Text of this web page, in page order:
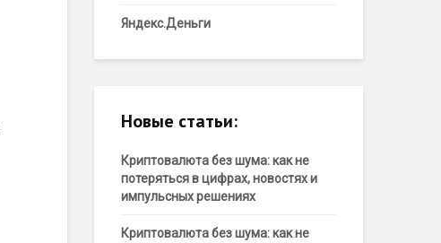
Яндекс.Деньги
Новые статьи:
Криптовалюта без шума: как не
потеряться в цифрах, новостях и
импульсных решениях
Криптовалюта без шума: как не